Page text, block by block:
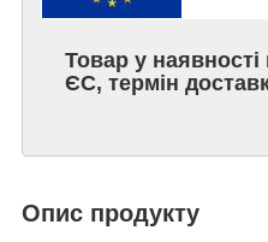
Товар у наявності
ЄС, термін
Опис продукту